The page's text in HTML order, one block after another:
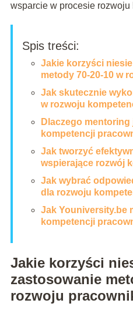
wsparcie w procesie
Spis treści:
Jakie korzyści
metody 70-20-10 w
Jak skutecznie
w rozwoju
Dlaczego
kompetencji
Jak tworzyć
wspierające rozwój
Jak wybrać
dla rozwoju
Jak Youniversity.be
kompetencji
Jakie korzyści
zastosowanie
rozwoju